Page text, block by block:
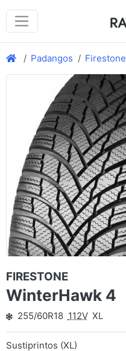
Padangos Firestone
FIRESTONE
WinterHawk 4
255/60R18 112V XL
Sustiprintos (XL)